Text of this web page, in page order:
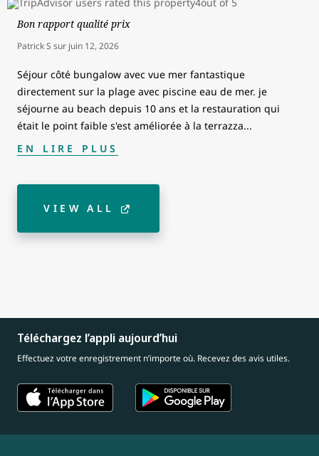
Bon rapport qualité prix
Patrick S sur juin 12, 2026
Séjour côté bungalow avec vue mer fantastique
directement sur la plage avec piscine eau de mer. je
séjourne au beach depuis 10 ans et la restauration qui
était le point faible s'est améliorée à la terrazza...
EN LIRE PLUS
VIEW ALL
Téléchargez l’appli aujourd’hui
Effectuez votre enregistrement n’importe où. Recevez des avis utiles.